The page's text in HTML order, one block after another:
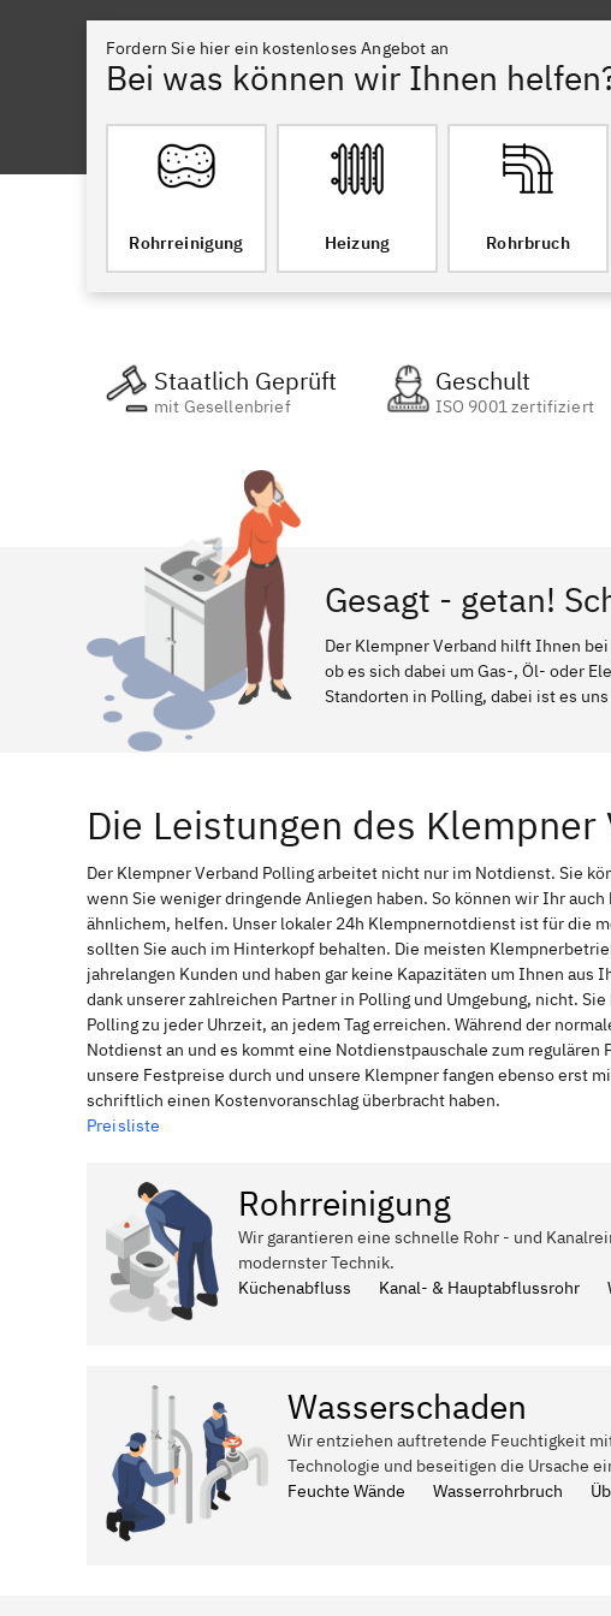
Fordern Sie hier ein kostenloses Angebot an
Bei was können wir Ihnen
Rohrreinigung Heizung Rohrbruch
Staatlich Geprüft
mit Gesellenbrief
Geschult
ISO 9001 zertifiziert
Gesagt - getan!
Der Klempner Verband hilft Ihnen
ob es sich dabei um Gas-, Öl- oder
Standorten in Polling, dabei ist es
Die Leistungen des
Der Klempner Verband Polling arbeitet nicht nur im Notdienst. Sie
wenn Sie weniger dringende Anliegen haben. So können wir Ihr
ähnlichem, helfen. Unser lokaler 24h Klempnernotdienst ist für die
sollten Sie auch im Hinterkopf behalten. Die meisten
jahrelangen Kunden und haben gar keine Kapazitäten um Ihnen
dank unserer zahlreichen Partner in Polling und Umgebung, nicht.
Polling zu jeder Uhrzeit, an jedem Tag erreichen. Während der
Notdienst an und es kommt eine Notdienstpauschale zum regulären
unsere Festpreise durch und unsere Klempner fangen ebenso erst
schriftlich einen Kostenvoranschlag überbracht haben.
Preisliste
Rohrreinigung
Wir garantieren eine schnelle Rohr - und
modernster Technik.
Küchenabfluss
Kanal- & Hauptabflussrohr
Wasserschaden
Wir entziehen auftretende Feuchtigkeit
Technologie und beseitigen die Ursache
Feuchte Wände
Wasserrohrbruch